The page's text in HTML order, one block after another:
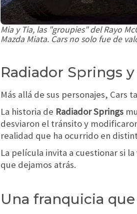
Mia y Tia, las "groupies" del Rayo
Mazda Miata. Cars no solo fue de
Radiador Springs
Más allá de sus personajes,
La historia de Radiador Springs
desviaron el tránsito y
realidad que ha ocurrido en
La película invita a cuestionar si
que dejamos atrás.
Una franquicia